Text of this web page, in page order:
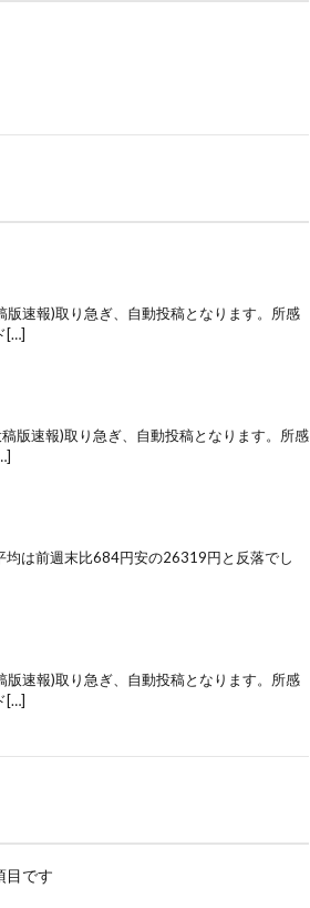
速報)取り急ぎ、自動投稿となります。所感
[…]
版速報)取り急ぎ、自動投稿となります。所感
は前週末比684円安の26319円と反落でし
速報)取り急ぎ、自動投稿となります。所感
[…]
目です